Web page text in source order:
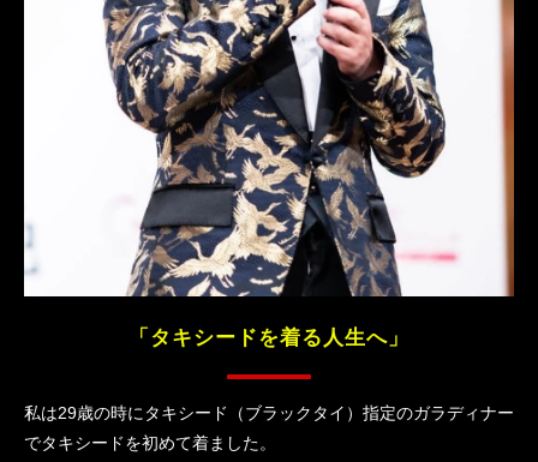
「タキシードを着る人生へ」
私は29歳の時にタキシード（ブラックタイ）指定のガラディナー
でタキシードを初めて着ました。